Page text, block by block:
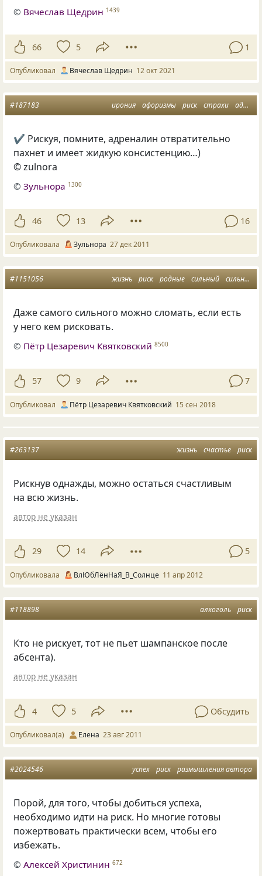
© Вячеслав Щедрин 1439
66 5 1
Опубликовал Вячеслав Щедрин 12 окт 2021
ирония афоризмы риск страхи адреналин
#187183
✔ Рискуя, помните, адреналин отвратительно
пахнет и имеет жидкую консистенцию…)
© zulnora
©Зульнора 1300
46 13 16
Опубликовала Зульнора 27 дек 2011
жизнь риск родные сильный сильный и слабый
#1151056
Даже самого сильного можно сломать, если есть
у него кем рисковать.
© Пётр Цезаревич Квятковский 8500
57 9 7
Опубликовал Пётр Цезаревич Квятковский 15 сен 2018
жизнь счастье риск
#263137
Рискнув однажды, можно остаться счастливым
на всю жизнь.
автор не указан
29 14 5
Опубликовала ВлЮбЛёнНаЯ_В_Солнце 11 апр 2012
алкоголь риск
#118898
Кто не рискует, тот не пьет шампанское после
абсента).
автор не указан
4 5 Обсудить
Опубликовал(а) Елена 23 авг 2011
успех риск размышления автора
#2024546
Порой, для того, чтобы добиться успеха,
необходимо идти на риск. Но многие готовы
пожертвовать практически всем, чтобы его
избежать.
©Алексей Христинин 672